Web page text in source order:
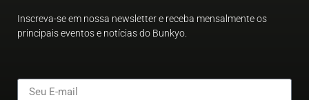
Inscreva-se em nossa newsletter e receba mensalmente os
principais eventos e notícias do Bunkyo.